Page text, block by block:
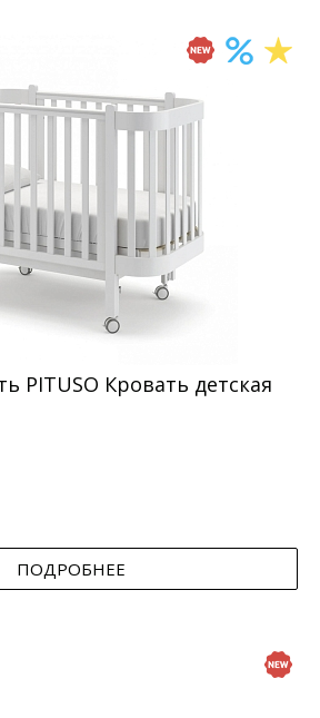
PITUSO Кровать детская
ПОДРОБНЕЕ